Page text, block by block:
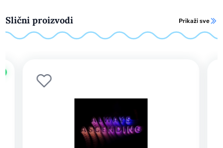
Slični proizvodi Prikaži sve